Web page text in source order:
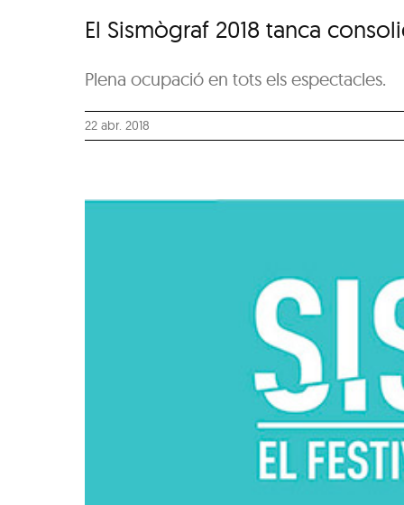
El Sismògraf 2018 tanca
Plena ocupació en tots els espectacles.
22 abr. 2018